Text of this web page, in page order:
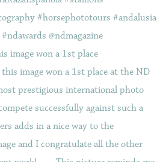
image won a 1st place